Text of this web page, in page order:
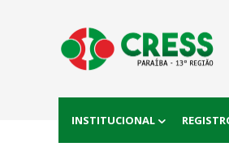
INSTITUCIONAL